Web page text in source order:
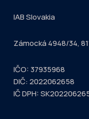
IAB Slovakia
Zámocká 4948/34,
IČO: 37935968
DIČ: 2022062658
IČ DPH: